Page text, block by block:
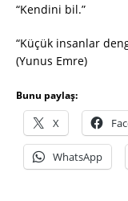
“Kendini bil.”
“Küçük insanlar
(Yunus Emre)
Bunu paylaş:
X
WhatsApp